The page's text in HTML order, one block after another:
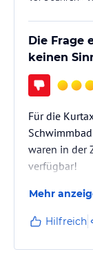
Die Frage
keinen
Für die
waren in der
verfügbar!
Mehr
Hilfreich